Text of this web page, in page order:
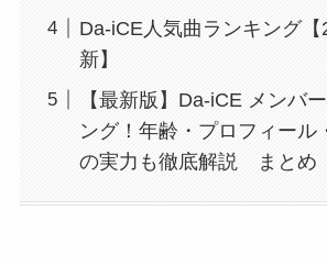
Da-iCE人気曲ランキング
新】
【最新版】Da-iCE メンバ
ング！年齢・プロフィール
の実力も徹底解説 まとめ